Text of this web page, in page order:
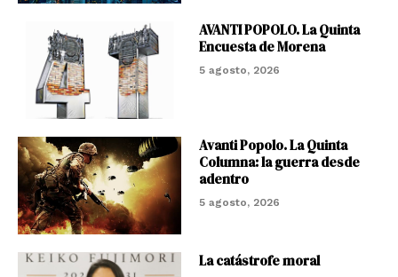
AVANTI POPOLO. La Quinta
Encuesta de Morena
5 agosto, 2026
Avanti Popolo. La Quinta
Columna: la guerra desde
adentro
5 agosto, 2026
La catástrofe moral